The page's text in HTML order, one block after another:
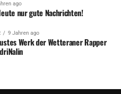
ago
nur gute Nachrichten!
9 Jahren ago
Werk der Wetteraner Rapper